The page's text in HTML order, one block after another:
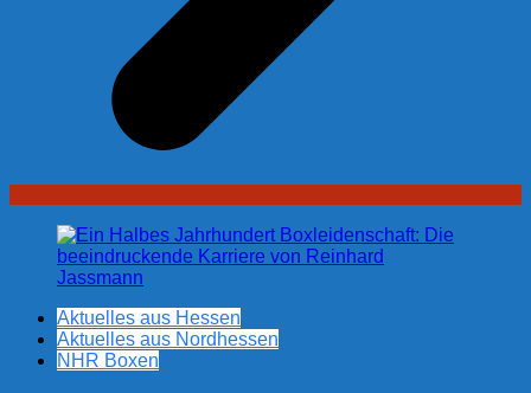
Aktuelles aus Hessen
Aktuelles aus Nordhessen
NHR Boxen